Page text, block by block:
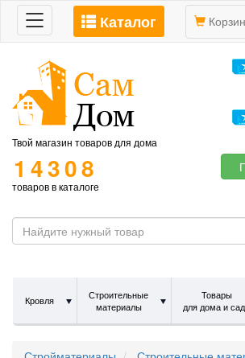
Toggle
navigation
Каталог
Твой магазин товаров для дома
14308
товаров в каталоге
Кровля
Строительные
материалы
Товары
для дома и